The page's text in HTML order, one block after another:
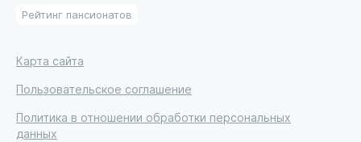
Рейтинг пансионатов
Карта сайта
Пользовательское соглашение
Политика в отношении обработки персональных
данных